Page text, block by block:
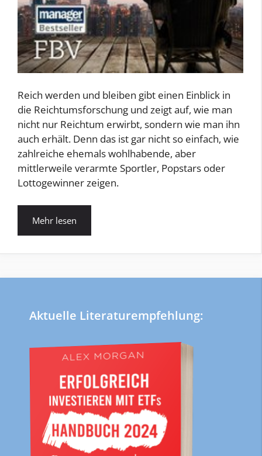
Reich werden und bleiben gibt einen Einblick in
die Reichtumsforschung und zeigt auf, wie man
nicht nur Reichtum erwirbt, sondern wie man ihn
auch erhält. Denn das ist gar nicht so einfach, wie
zahlreiche ehemals wohlhabende, aber
mittlerweile verarmte Sportler, Popstars oder
Lottogewinner zeigen.
Mehr lesen
Aktuelle Literaturempfehlung: